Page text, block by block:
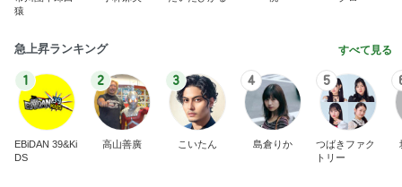
猿
急上昇ランキング すべて見る
1
EBiDAN 39&Ki
DS
2
高山善廣
3
こいたん
4
島倉りか
5
つばきファク
トリー